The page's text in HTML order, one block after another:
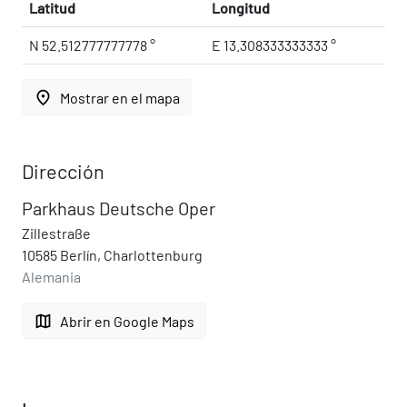
Latitud Longitud
N 52.512777777778 ° E 13.308333333333 °
place Mostrar en el mapa
Dirección
Parkhaus Deutsche Oper
Zillestraße
10585 Berlín, Charlottenburg
Alemania
map Abrir en Google Maps